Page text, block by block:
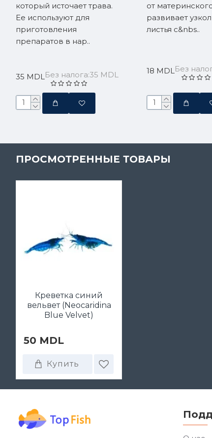
который источает трава.
Ее используют для
приготовления
препаратов в нар..
35 MDLБез налога:35 MDL
от
развивает
листья с&nbs..
18 MDLБез
ПРОСМОТРЕННЫЕ ТОВАРЫ
Креветка синий
вельвет (Neocaridina
Blue Velvet)
50 MDL
Купить